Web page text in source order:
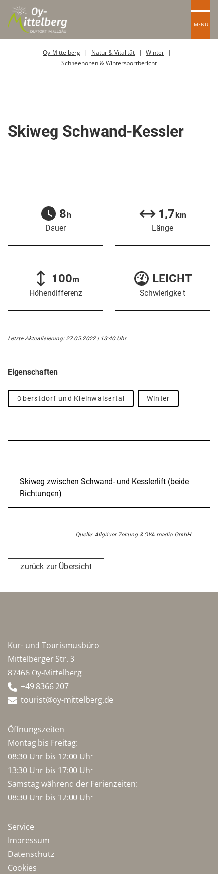
MENÜ
Oy-Mittelberg Natur & Vitalität
Winter
Schneehöhen & Wintersportbericht
Skiweg Schwand-Kessler
8h
Dauer
1,7km
Länge
100m
Höhendifferenz
LEICHT
Schwierigkeit
Letzte Aktualisierung: 27.05.2022 | 13:40 Uhr
Eigenschaften
Oberstdorf und Kleinwalsertal Winter
Skiweg zwischen Schwand- und Kesslerlift (beide
Richtungen)
Quelle: Allgäuer Zeitung & OYA media GmbH
zurück zur Übersicht
Kur- und Tourismusbüro
Mittelberger Str. 3
87466 Oy-Mittelberg
+49 8366 207
tourist@oy-mittelberg.de
Öffnungszeiten
Montag bis Freitag:
08:30 Uhr bis 12:00 Uhr
13:30 Uhr bis 17:00 Uhr
Samstag während der Ferienzeiten:
08:30 Uhr bis 12:00 Uhr
Service
Impressum
Datenschutz
Cookies